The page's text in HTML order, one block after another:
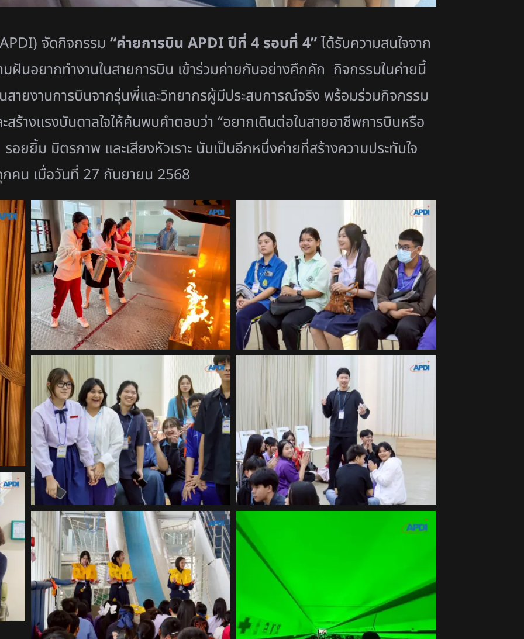
APDI) จัดกิจกรรม “ค่ายการบิน APDI ปีที่ 4 รอบที่ 4”ได้รับความสนใจจาก
มฝันอยากทำงานในสายการบิน เข้าร่วมค่ายกันอย่างคึกคัก กิจกรรมในค่ายนี้
สายงานการบินจากรุ่นพี่และวิทยากรผู้มีประสบการณ์จริง พร้อมร่วมกิจกรรม
สร้างแรงบันดาลใจให้ค้นพบคำตอบว่า “อยากเดินต่อในสายอาชีพการบินหรือ
อยยิ้ม มิตรภาพ และเสียงหัวเราะ นับเป็นอีกหนึ่งค่ายที่สร้างความประทับใจ
กคน เมื่อวันที่ 27 กันยายน 2568